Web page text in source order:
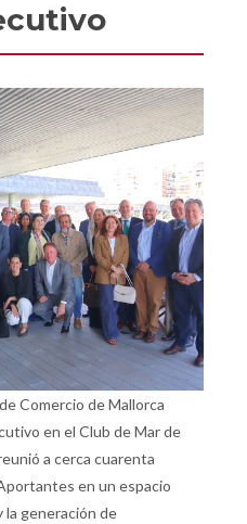
Comercio de Mallorca
en el Club de Mar de
a cerca cuarenta
en un espacio
la generación de